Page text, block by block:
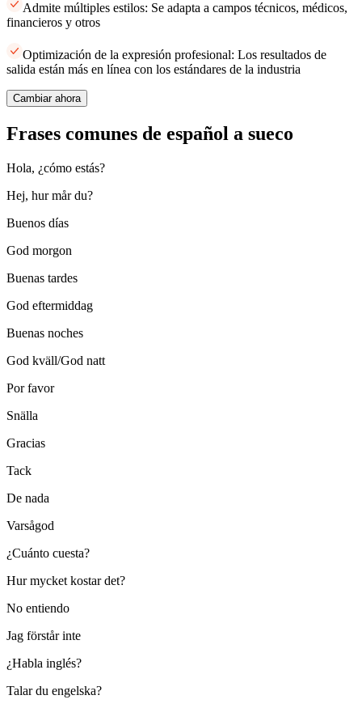
Admite múltiples estilos: Se adapta a campos técnicos, médicos,
financieros y otros
Optimización de la expresión profesional: Los resultados de
salida están más en línea con los estándares de la industria
Cambiar ahora
Frases comunes de español a sueco
Hola, ¿cómo estás?
Hej, hur mår du?
Buenos días
God morgon
Buenas tardes
God eftermiddag
Buenas noches
God kväll/God natt
Por favor
Snälla
Gracias
Tack
De nada
Varsågod
¿Cuánto cuesta?
Hur mycket kostar det?
No entiendo
Jag förstår inte
¿Habla inglés?
Talar du engelska?